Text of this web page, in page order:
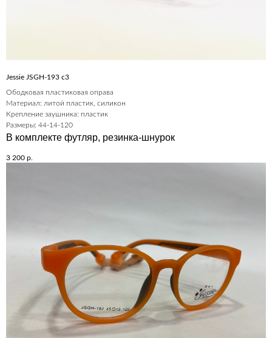
Jessie JSGH-193 c3
Ободковая пластиковая оправа
Материал: литой пластик, силикон
Крепление заушника: пластик
Размеры: 44-14-120
В комплекте футляр, резинка-шнурок
3 200 р.